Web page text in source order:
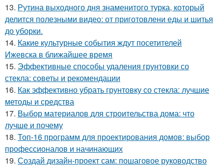
13. Рутина выходного дня знаменитого турка, который
делится полезными видео: от приготовлени еды и шитья
до уборки.
14. Какие культурные события ждут посетителей
Ижевска в ближайшее время
15. Эффективные способы удаления грунтовки со
стекла: советы и рекомендации
16. Как эффективно убрать грунтовку со стекла: лучшие
методы и средства
17. Выбор материалов для строительства дома: что
лучше и почему
18. Топ-16 программ для проектирования домов: выбор
профессионалов и начинающих
19. Создай дизайн-проект сам: пошаговое руководство